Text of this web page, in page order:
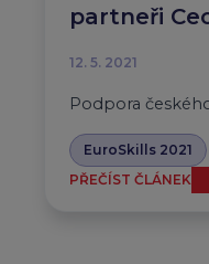
partneři
12. 5. 2021
Podpora
EuroSkills 2021
PŘEČÍST ČLÁNEK